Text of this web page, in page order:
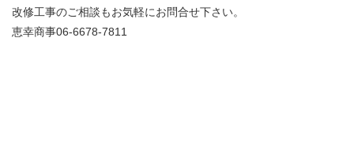
改修工事のご相談もお気軽にお問合せ下さい。
恵幸商事06-6678-7811